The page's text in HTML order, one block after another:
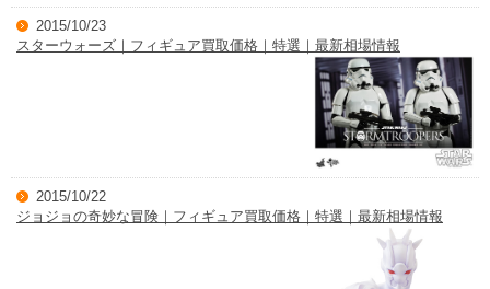
2015/10/23
スターウォーズ｜フィギュア買取価格｜特選｜最新相場情報
2015/10/22
ジョジョの奇妙な冒険｜フィギュア買取価格｜特選｜最新相場情報